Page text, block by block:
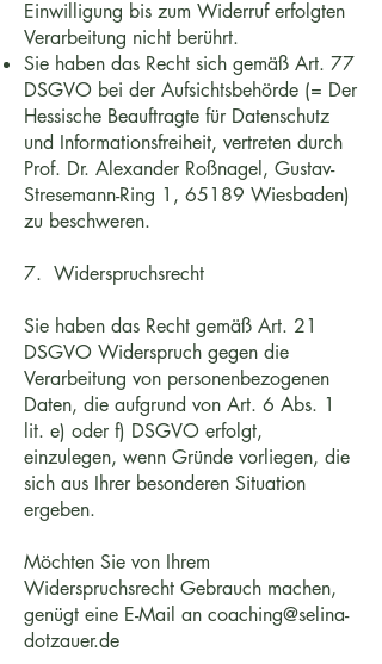
Einwilligung bis zum Widerruf erfolgten
Verarbeitung nicht berührt.
Sie haben das Recht sich gemäß Art. 77
DSGVO bei der Aufsichtsbehörde (= Der
Hessische Beauftragte für Datenschutz
und Informationsfreiheit, vertreten durch
Prof. Dr. Alexander Roßnagel, Gustav-
Stresemann-Ring 1, 65189 Wiesbaden)
zu beschweren.
7. Widerspruchsrecht
Sie haben das Recht gemäß Art. 21
DSGVO Widerspruch gegen die
Verarbeitung von personenbezogenen
Daten, die aufgrund von Art. 6 Abs. 1
lit. e) oder f) DSGVO erfolgt,
einzulegen, wenn Gründe vorliegen, die
sich aus Ihrer besonderen Situation
ergeben.
Möchten Sie von Ihrem
Widerspruchsrecht Gebrauch machen,
genügt eine E-Mail an coaching@selina-
dotzauer.de